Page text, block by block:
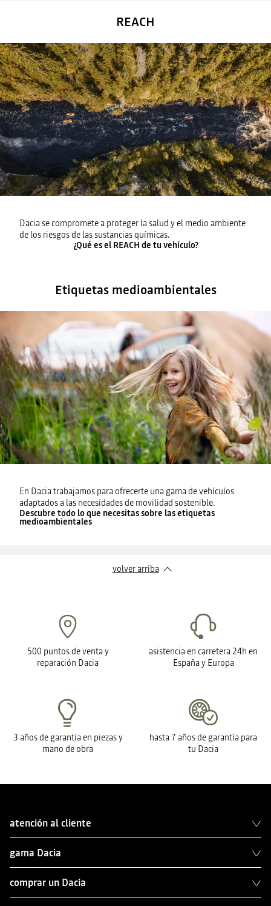
REACH
Dacia se compromete a proteger la salud y el medio ambiente
de los riesgos de las sustancias químicas.
¿Qué es el REACH de tu vehículo?
Etiquetas medioambientales
En Dacia trabajamos para ofrecerte una gama de vehículos
adaptados a las necesidades de movilidad sostenible.
Descubre todo lo que necesitas sobre las etiquetas
medioambientales
volver arriba
500 puntos de venta y
reparación Dacia
asistencia en carretera 24h en
España y Europa
3 años de garantía en piezas y
mano de obra
hasta 7 años de garantía para
tu Dacia
atención al cliente
gama Dacia
comprar un Dacia